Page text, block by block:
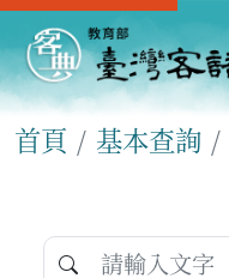
首頁 基本查詢